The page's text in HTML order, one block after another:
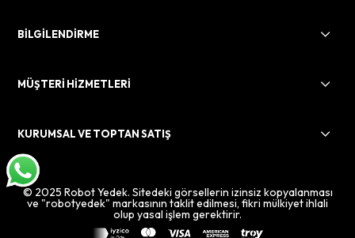
BİLGİLENDİRME
MÜŞTERİ HİZMETLERİ
KURUMSAL VE TOPTAN SATIŞ
© 2025 Robot Yedek. Sitedeki görsellerin izinsiz kopyalanması
ve "robotyedek" markasının taklit edilmesi, fikri mülkiyet ihlali
olup yasal işlem gerektirir.